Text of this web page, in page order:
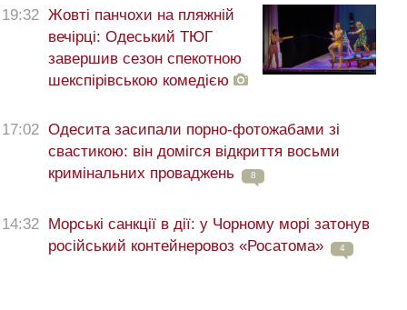
19:32 Жовті панчохи на пляжній
вечірці: Одеський ТЮГ
завершив сезон спекотною
шекспірівською комедією
17:02 Одесита засипали порно-фотожабами зі
свастикою: він домігся відкриття восьми
кримінальних проваджень
8
14:32 Морські санкції в дії: у Чорному морі затонув
російський контейнеровоз «Росатома»
4